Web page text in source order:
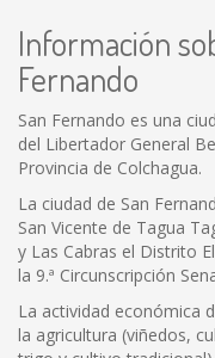
Información
Fernando
San Fernando es una
del Libertador General
Provincia de Colchagua.
La ciudad de San
San Vicente de Tagua
y Las Cabras el Distrito
la 9.ª Circunscripción
La actividad económica
la agricultura (viñedos,